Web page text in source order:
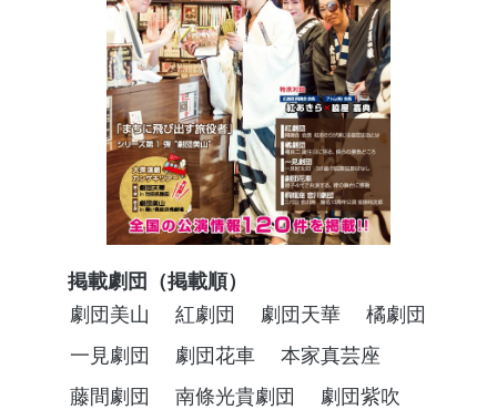
掲載劇団（掲載順）
劇団美山
紅劇団 劇団天華
橘劇団
一見劇団
劇団花車
本家真芸座
藤間劇団
南條光貴劇団
劇団紫吹